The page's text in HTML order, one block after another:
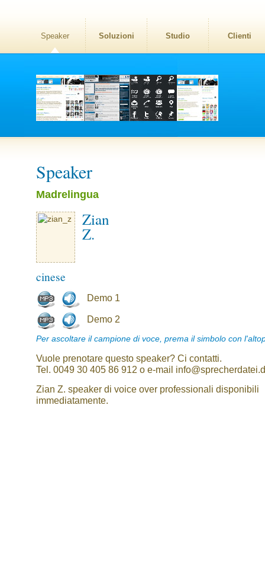
Speaker Soluzioni Studio Clienti
Speaker
Madrelingua
Zian
Z.
cinese
Demo 1
Demo 2
Per ascoltare il campione di voce, prema il simbolo con
Vuole prenotare questo speaker? Ci contatti.
Tel. 0049 30 405 86 912 o e-mail
Zian Z. speaker di voice over professionali disponibili
immediatamente.